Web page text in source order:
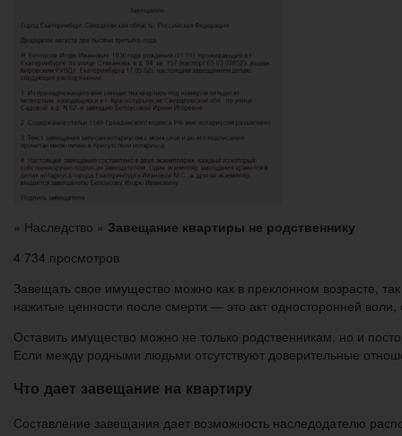
» Наследство » Завещание квартиры не родственнику
4 734 просмотров
Завещать свое имущество можно как в преклонном возрасте,
нажитые ценности после смерти — это акт односторонней
Оставить имущество можно не только родственникам, но и
Если между родными людьми отсутствуют доверительные
Что дает завещание на квартиру
Составление завещания дает возможность наследодателю